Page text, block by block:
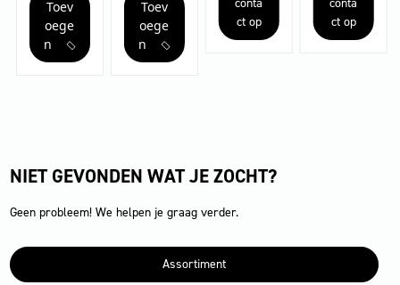
Bp
Pack
170Ah+D75+DOSE+Fle...
Toev
oege
n
Bp
Pack
170Ah+D75+DOSE+SSD...
Toev
oege
n
ct op
SD…
ct op
NIET GEVONDEN WAT JE ZOCHT?
Geen probleem! We helpen je graag verder.
Assortiment